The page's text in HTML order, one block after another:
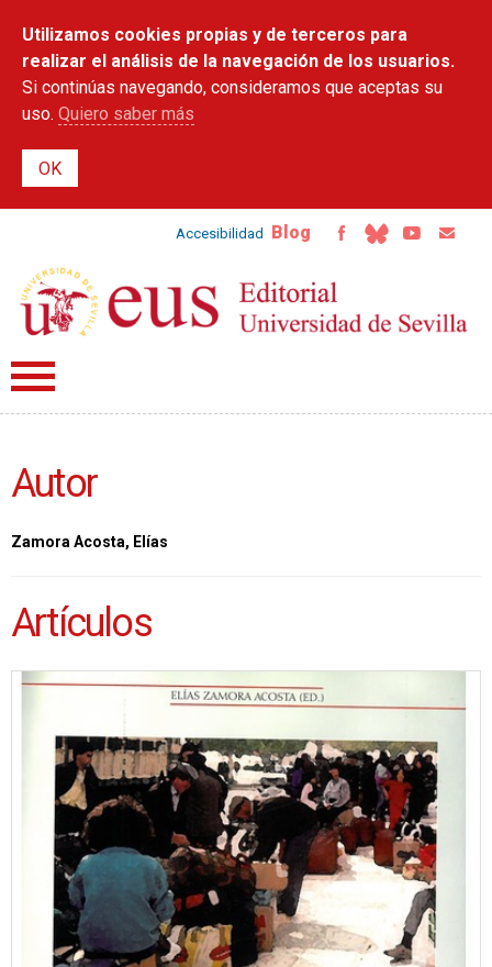
contenido
principal
Utilizamos cookies propias y de terceros para
realizar el análisis de la navegación de los usuarios.
Si continúas navegando, consideramos que aceptas su
uso. Quiero saber más
Accesibilidad Blog
Autor
Zamora Acosta, Elías
Artículos